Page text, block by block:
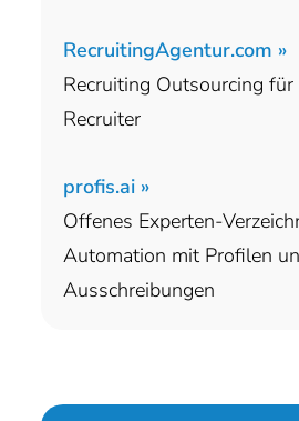
RecruitingAgentur.com »
Recruiting Outsourcing
Recruiter
profis.ai »
Offenes Experten-
Automation mit Profilen
Ausschreibungen